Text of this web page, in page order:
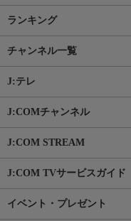
ランキング
チャンネル一覧
J:テレ
J:COMチャンネル
J:COM STREAM
J:COM TVサービスガイド
イベント・プレゼント